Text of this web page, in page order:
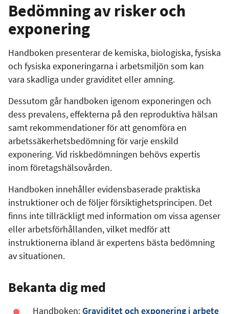
Bedömning av risker och
exponering
Handboken presenterar de kemiska, biologiska, fysiska
och fysiska exponeringarna i arbetsmiljön som kan
vara skadliga under graviditet eller amning.
Dessutom går handboken igenom exponeringen och
dess prevalens, effekterna på den reproduktiva hälsan
samt rekommendationer för att genomföra en
arbetssäkerhetsbedömning för varje enskild
exponering. Vid riskbedömningen behövs expertis
inom företagshälsovården.
Handboken innehåller evidensbaserade praktiska
instruktioner och de följer försiktighetsprincipen. Det
finns inte tillräckligt med information om vissa agenser
eller arbetsförhållanden, vilket medför att
instruktionerna ibland är expertens bästa bedömning
av situationen.
Bekanta dig med
Handboken: Graviditet och exponering i arbete